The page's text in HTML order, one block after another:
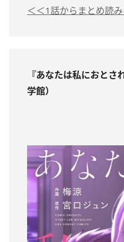
＜＜1話からまとめ読
『あなたは私におと
学館）